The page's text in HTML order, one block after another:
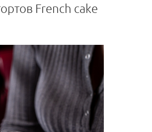
French cake